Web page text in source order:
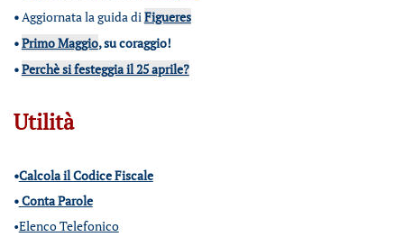
•Aggiornata la guida diFigueres
•Primo Maggio, su coraggio!
•Perchè si festeggia il 25 aprile?
Utilità
•Calcola il Codice Fiscale
•Conta Parole
•Elenco Telefonico